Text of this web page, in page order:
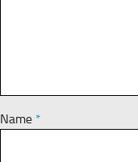
Name *